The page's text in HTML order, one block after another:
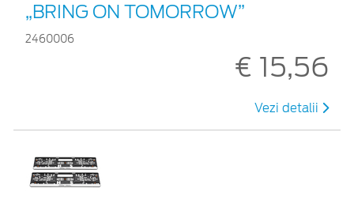
„BRING ON TOMORROW”
2460006
€ 15,56
Vezi detalii